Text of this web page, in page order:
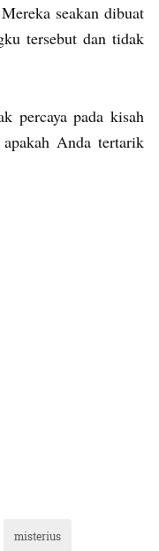
seakan dibuat
tersebut dan tidak
percaya pada kisah
Anda tertarik
misterius